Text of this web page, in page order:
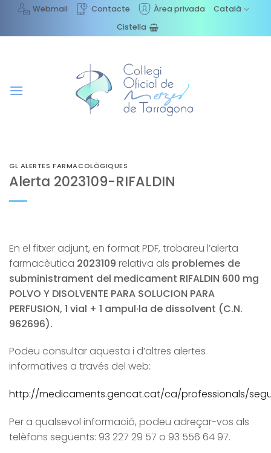
content
Webmail Contacte Àrea privada
Català
Cistella
GL ALERTES FARMACOLÒGIQUES
Alerta 2023109-RIFALDIN
En el fitxer adjunt, en format PDF, trobareu l’alerta
farmacèutica 2023109 relativa als problemes de
subministrament del medicament RIFALDIN 600 mg
POLVO Y DISOLVENTE PARA SOLUCION PARA
PERFUSION, 1 vial + 1 ampul·la de dissolvent (C.N.
962696).
Podeu consultar aquesta i d’altres alertes
informatives a través del web:
http://medicaments.gencat.cat/ca/professionals/
Per a qualsevol informació, podeu adreçar-vos als
telèfons següents: 93 227 29 57 o 93 556 64 97.